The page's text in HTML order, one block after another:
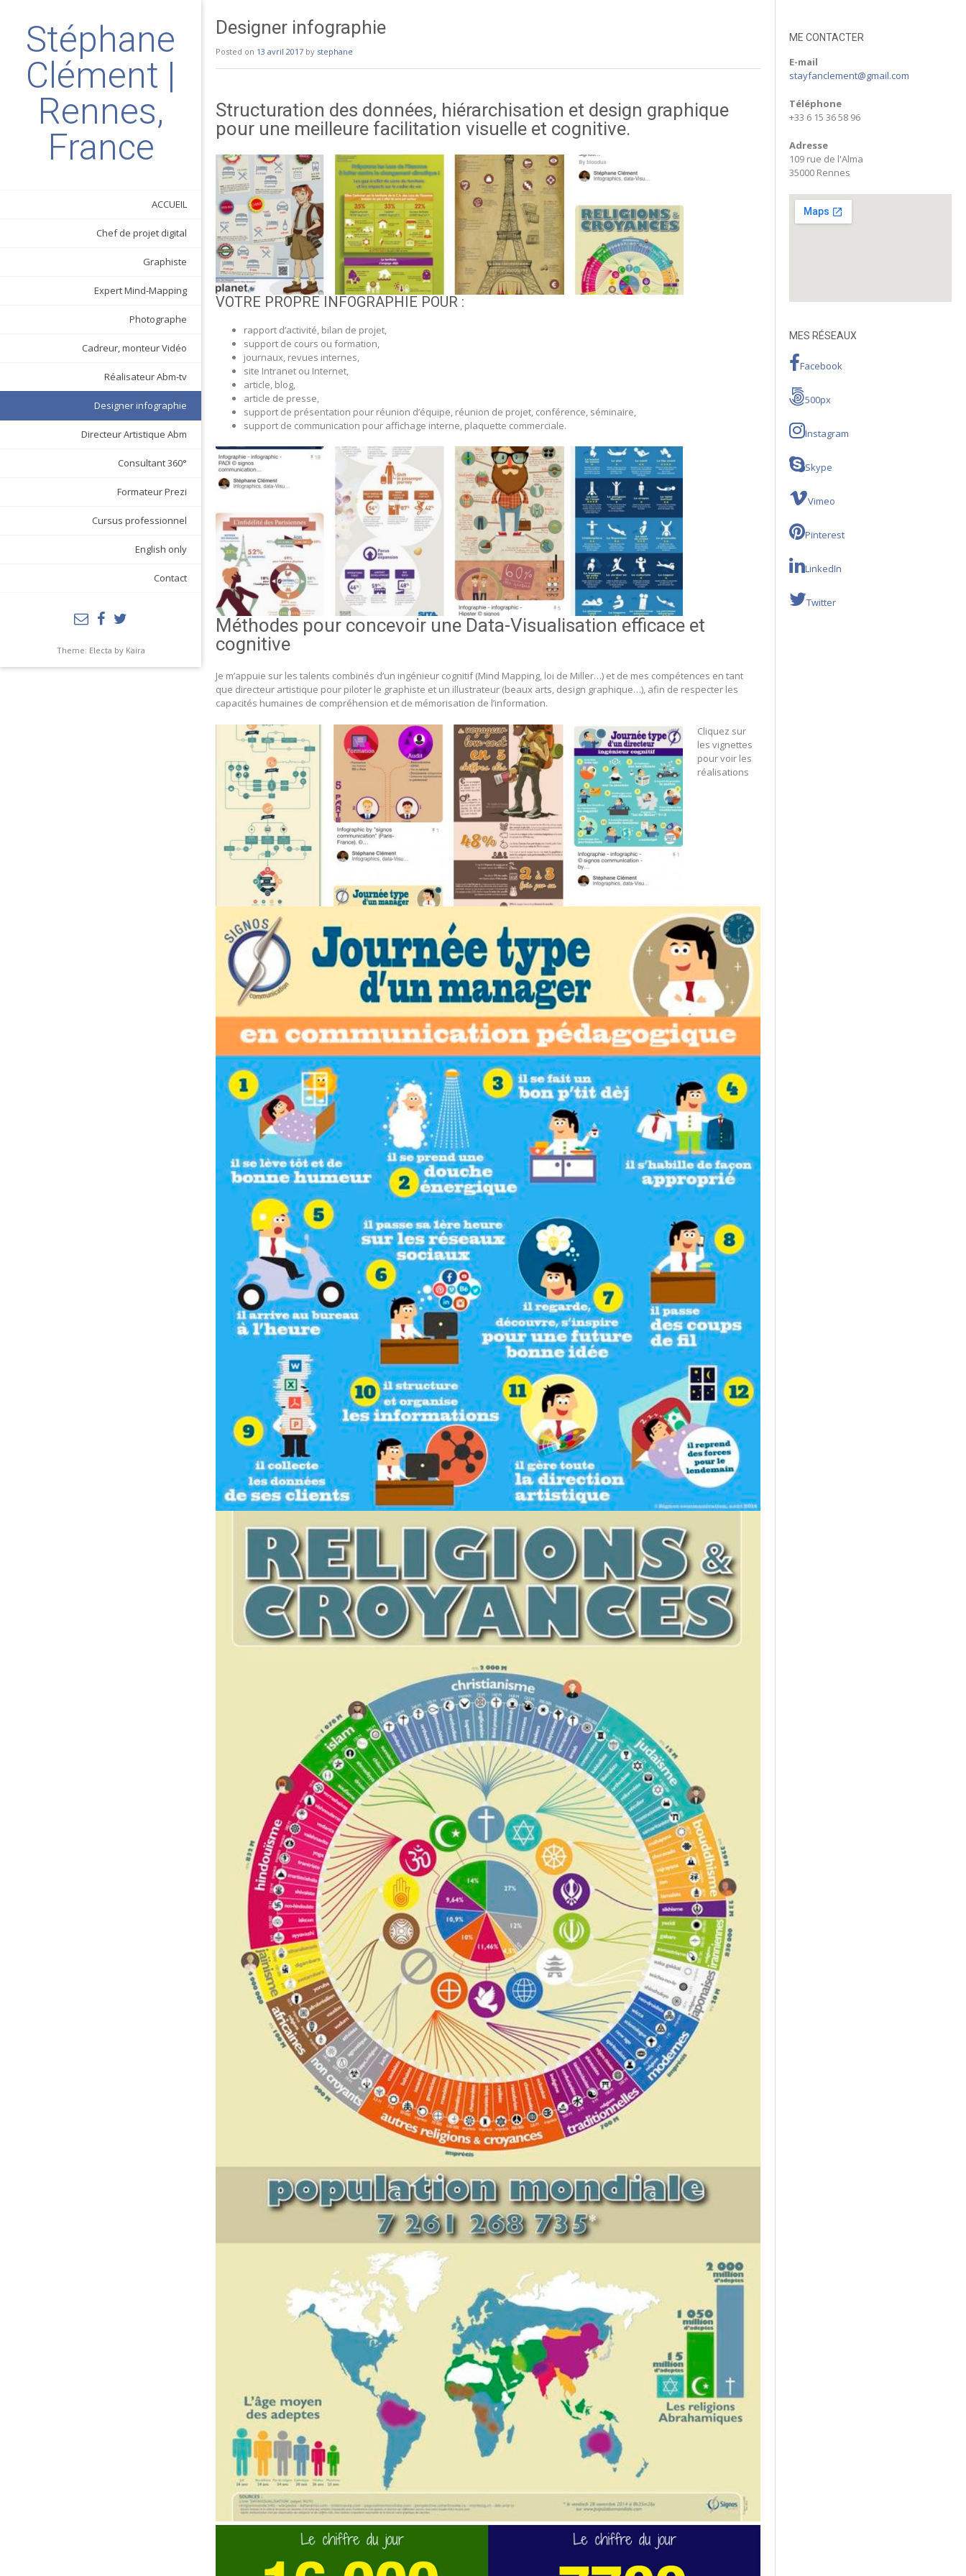
Stéphane
Clément |
Rennes,
France
ACCUEIL
Chef de projet digital
Graphiste
Expert Mind-Mapping
Photographe
Cadreur, monteur Vidéo
Réalisateur Abm-tv
Designer infographie
Directeur Artistique Abm
Consultant 360°
Formateur Prezi
Cursus professionnel
English only
Contact
Theme: Electa by Kaira
Designer infographie
Posted on 13 avril 2017 by stephane
Structuration des données, hiérarchisation et design graphique
pour une meilleure facilitation visuelle et cognitive.
VOTRE PROPRE INFOGRAPHIE POUR :
rapport d’activité, bilan de projet,
support de cours ou formation,
journaux, revues internes,
site Intranet ou Internet,
article, blog,
article de presse,
support de présentation pour réunion d’équipe, réunion de projet, conférence, séminaire,
support de communication pour affichage interne, plaquette commerciale.
Méthodes pour concevoir une Data-Visualisation efficace et
cognitive
Je m’appuie sur les talents combinés d’un ingénieur cognitif (Mind Mapping, loi de Miller…) et de mes compétences en tant
que directeur artistique pour piloter le graphiste et un illustrateur (beaux arts, design graphique…), afin de respecter les
capacités humaines de compréhension et de mémorisation de l’information.
Cliquez sur
les vignettes
pour voir les
réalisations
ME CONTACTER
E-mail
stayfanclement@gmail.com
Téléphone
+33 6 15 36 58 96
Adresse
109 rue de l'Alma
35000 Rennes
MES RÉSEAUX
Facebook
500px
Instagram
Skype
Vimeo
Pinterest
LinkedIn
Twitter